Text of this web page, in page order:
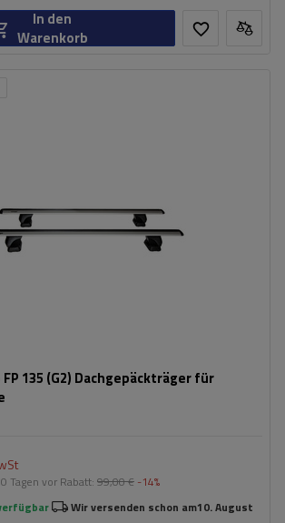
In den
Warenkorb
135 (G2) Dachgepäckträger für
Tagen vor Rabatt: 99,00 € -14%
Wir versenden schon am10. August